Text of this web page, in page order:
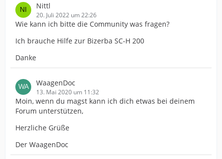
Nittl
20. Juli 2022 um 22:26
Wie kann ich bitte die Community was fragen?
Ich brauche Hilfe zur Bizerba SC-H 200
Danke
WaagenDoc
13. Mai 2020 um 11:32
Moin, wenn du magst kann ich dich etwas bei deinem
Forum unterstützen,
Herzliche Grüße
Der WaagenDoc